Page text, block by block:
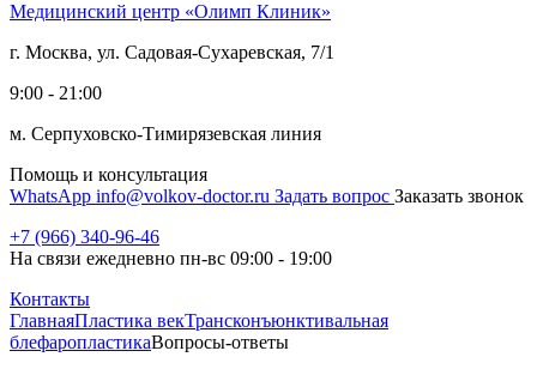
Медицинский центр «Олимп Клиник»
г. Москва, ул. Садовая-Сухаревская, 7/1
9:00 - 21:00
м. Серпуховско-Тимирязевская линия
Помощь и консультация
WhatsApp info@volkov-doctor.ru Задать вопрос Заказать звонок
+7 (966) 340-96-46
На связи ежедневно пн-вс 09:00 - 19:00
Контакты
ГлавнаяПластика векТрансконъюнктивальная
блефаропластикаВопросы-ответы